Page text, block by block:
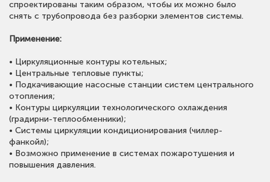
спроектированы таким образом, чтобы их можно было
снять с трубопровода без разборки элементов системы.
Применение:
• Циркуляционные контуры котельных;
• Центральные тепловые пункты;
• Подкачивающие насосные станции систем центрального
отопления;
• Контуры циркуляции технологического охлаждения
(градирни-теплообменники);
• Системы циркуляции кондиционирования (чиллер-
фанкойл);
• Возможно применение в системах пожаротушения и
повышения давления.
•Мощность:до 132 кВт;
•Температура рабочей среды:-15 °С ~ +110 °С;
•Материалы насосов:
TD - корпус, рабочие колеса из чугуна;
•Класс энергоэффективности:IE3;
•Частота вращения:2900 и 1450 об/мин;
•Степень защиты:
стоимости.
Для получения предложения со скидкой оставьте заявку